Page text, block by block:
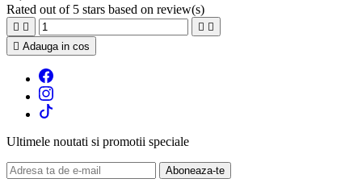
Rated out of 5 stars based on review(s)
   
 Adauga in cos
Ultimele noutati si promotii speciale